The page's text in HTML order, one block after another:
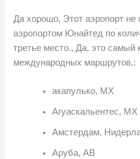
Да хорошо, Этот аэропорт
аэропортом Юнайтед по
третье место., Да, это самый
международных маршрутов.:
акапулько, МХ
Агуаскальентес, МХ
Амстердам,
Аруба, АВ